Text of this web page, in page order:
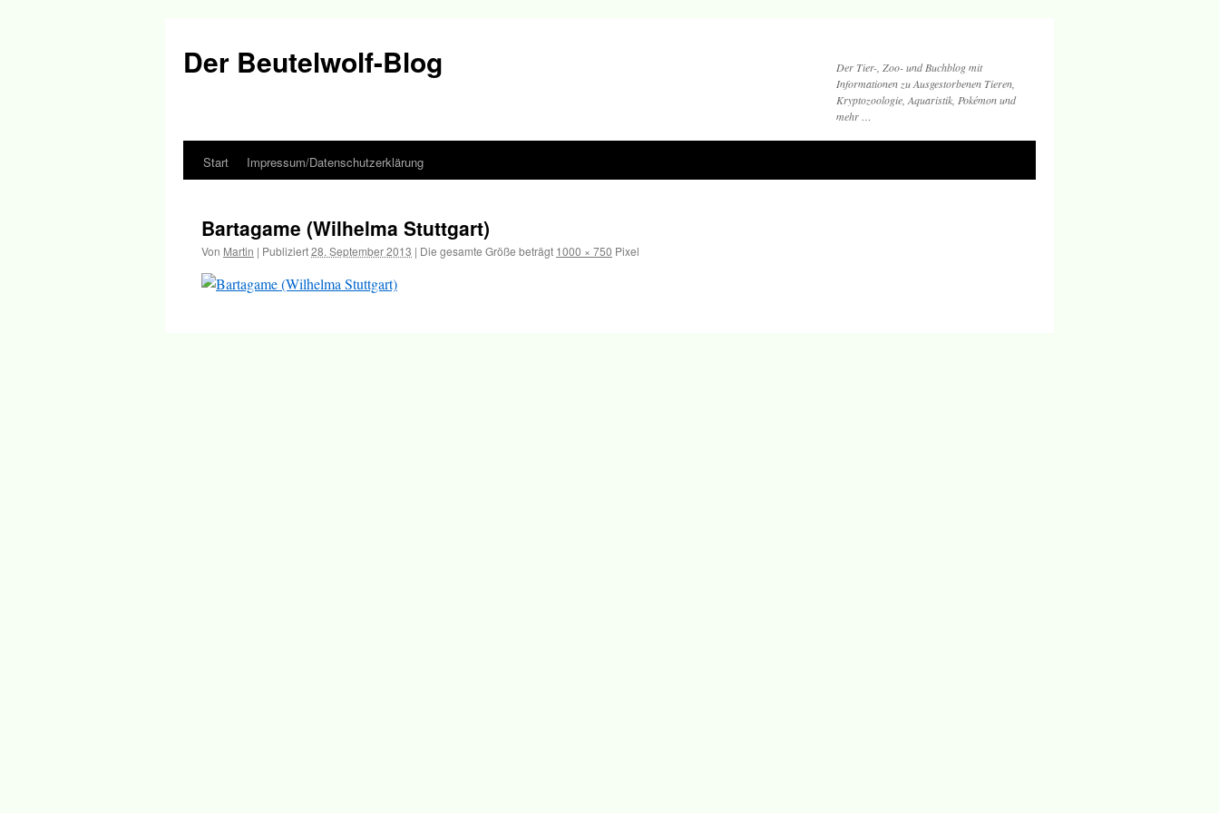
Der Beutelwolf-Blog
Der Tier-, Zoo- und Buchblog mit
Informationen zu Ausgestorbenen Tieren,
Kryptozoologie, Aquaristik, Pokémon und
mehr …
Springe
Inhalt
Start Impressum/Datenschutzerklärung
Bartagame (Wilhelma Stuttgart)
Von Martin | Publiziert28. September 2013 | Die gesamte Größe beträgt 1000 × 750 Pixel